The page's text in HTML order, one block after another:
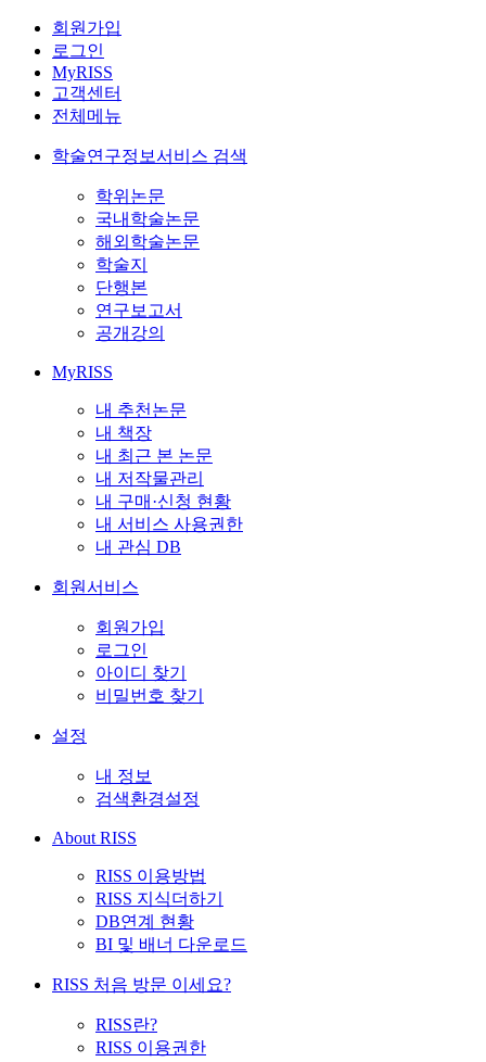
회원가입
로그인
MyRISS
고객센터
전체메뉴
학술연구정보서비스 검색
학위논문
국내학술논문
해외학술논문
학술지
단행본
연구보고서
공개강의
MyRISS
내 추천논문
내 책장
내 최근 본 논문
내 저작물관리
내 구매·신청 현황
내 서비스 사용권한
내 관심 DB
회원서비스
회원가입
로그인
아이디 찾기
비밀번호 찾기
설정
내 정보
검색환경설정
About RISS
RISS 이용방법
RISS 지식더하기
DB연계 현황
BI 및 배너 다운로드
RISS 처음 방문 이세요?
RISS란?
RISS 이용권한